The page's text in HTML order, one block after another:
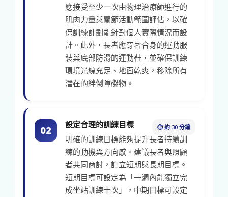
應接受至少一次由物理治療師進行的
肌肉力量與關節活動範圍評估，以確
保訓練計劃能針對個人實際情況而設
計。此外，長者應穿著合身的運動服
裝與底部防滑的運動鞋，並確保訓練
環境光線充足、地面乾爽，移除所有
潛在的絆倒障礙物。
02 ⏱ 約 30 分鐘
設定合理的訓練目標
明確的訓練目標能夠提升長者持續訓
練的動機與方向感。建議長者與照顧
者共同商討，訂立短期與長期目標。
短期目標可設定為「一週內能獨立完
成坐站訓練十次」，中期目標可設定